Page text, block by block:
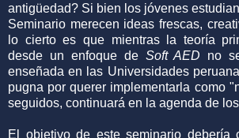
antigüedad? Si bien los jóvenes
Seminario merecen ideas frescas,
lo cierto es que mientras la teoría
desde un enfoque de Soft AED no
enseñada en las Universidades
pugna por querer implementarla como
seguidos, continuará en la agenda de
El objetivo de este seminario debería